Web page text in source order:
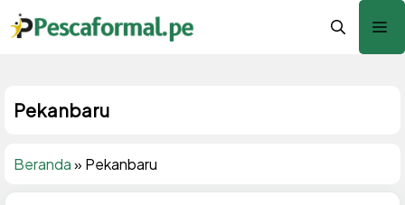
Langsung
ke
Pekanbaru
Beranda» Pekanbaru